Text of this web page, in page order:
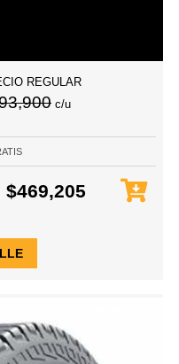
REGULAR
c/u
$469,205